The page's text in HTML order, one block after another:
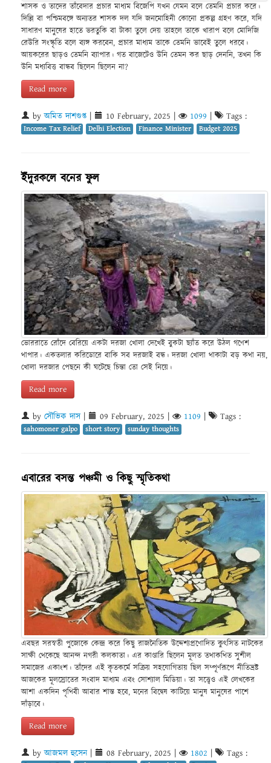
শাসক ও তাদের তাঁবেদার প্রচার মাধ্যম বিজেপি যখন যেমন বলে তেমনি প্রচার করে।
দিল্লি বা পশ্চিমবঙ্গে অন্যতর শাসক দল যদি জনমোহিনী কোনো প্রকল্প গ্রহণ করে, যদি
সাধারণ মানুষের হাতে ভরতুকি বা টাকা তুলে দেয় তাহলে তাকে খারাপ বলে মোদিজি
রেউরি সংস্কৃতি বলে ব্যঙ্গ করবেন, প্রচার মাধ্যম তাকে তেমনি ভাবেই তুলে ধরবে।
আয়করের ছাড়ও তেমনি ব্যাপার। গত বাজেটেও উনি তেমন কর ছাড় দেননি, তখন কি
উনি মধ্যবিত্ত বান্ধব ছিলেন ছিলেন না?
Read more
byঅমিত দাশগুপ্ত | 10 February, 2025 | 1099 | Tags :
Income Tax Relief Delhi Election Finance Minister Budget 2025
ইঁদুরকলে বনের ফুল
ভোররাতে রোঁদে বেরিয়ে একটা দরজা খোলা দেখেই বুকটা ছ্যাঁত করে উঠল গণেশ
থাপার। একতলার করিডোরে বাকি সব দরজাই বন্ধ। দরজা খোলা থাকাটা বড় কথা নয়,
খোলা দরজার পেছনে কী ঘটেছে চিন্তা তো সেই নিয়ে।
Read more
by সৌভিক দাস| 09 February, 2025 | 1109 | Tags :
sahomoner galpo short story sunday thoughts
এবারের বসন্ত পঞ্চমী ও কিছু স্মৃতিকথা
এবছর সরস্বতী পুজোকে কেন্দ্র করে কিছু রাজনৈতিক উদ্দেশ্যপ্রণোদিত কুৎসিত নাটকের
সাক্ষী থেকেছে আনন্দ নগরী কলকাতা। এর কাণ্ডারি ছিলেন মূলত তথাকথিত সুশীল
সমাজের একাংশ। তাঁদের এই কৃতকর্মে সক্রিয় সহযোগিতায় ছিল সম্পূর্ণরূপে নীতিভ্রষ্ট
আজকের মূলস্রোতের সংবাদ মাধ্যম এবং সোশ্যাল মিডিয়া। তা সত্ত্বেও এই লেখকের
আশা একদিন পৃথিবী আবার শান্ত হবে, মনের বিদ্বেষ কাটিয়ে মানুষ মানুষের পাশে
দাঁড়াবে।
Read more
byআজমল হুসেন| 08 February, 2025 | 1802 | Tags :